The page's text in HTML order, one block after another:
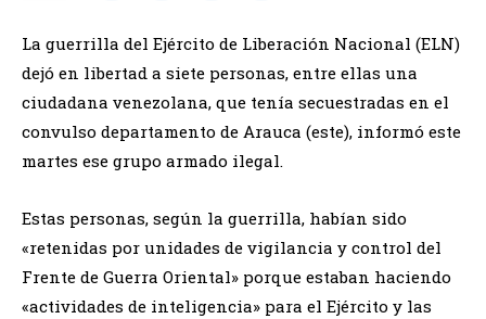
La guerrilla del Ejército de Liberación Nacional (ELN)
dejó en libertad a siete personas, entre ellas una
ciudadana venezolana, que tenía secuestradas en el
convulso departamento de Arauca (este), informó este
martes ese grupo armado ilegal.
Estas personas, según la guerrilla, habían sido
«retenidas por unidades de vigilancia y control del
Frente de Guerra Oriental» porque estaban haciendo
«actividades de inteligencia» para el Ejército y las